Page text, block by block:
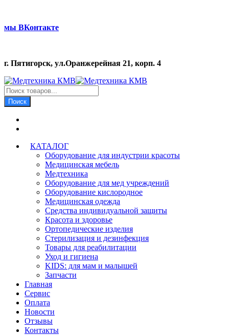
мы ВКонтакте
г. Пятигорск, ул.Оранжерейная 21, корп. 4
Поиск
товаров
Поиск
КАТАЛОГ
Оборудование для индустрии красоты
Медицинская мебель
Медтехника
Оборудование для мед учреждений
Оборудование кислородное
Медицинская одежда
Средства индивидуальной защиты
Красота и здоровье
Ортопедические изделия
Стерилизация и дезинфекция
Товары для реабилитации
Уход и гигиена
KIDS: для мам и малышей
Запчасти
Главная
Сервис
Оплата
Новости
Отзывы
Контакты